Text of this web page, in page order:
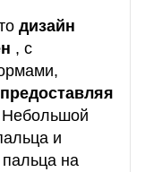
дизайн
, с
Небольшой
и
на